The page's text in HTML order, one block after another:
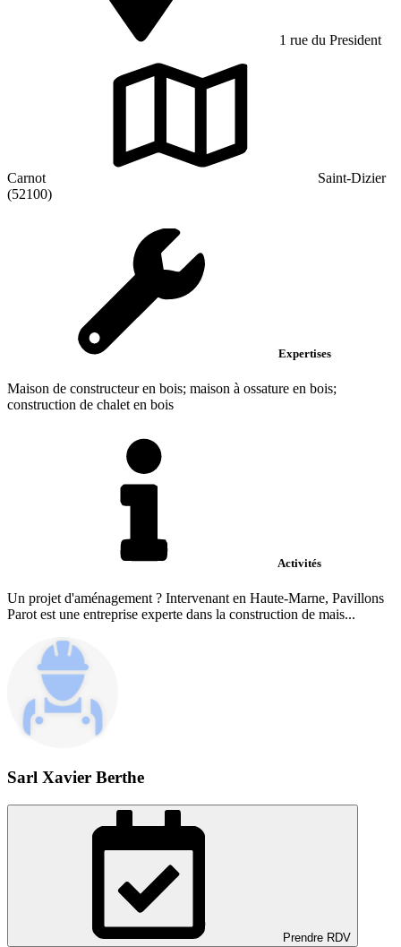
1 rue du President
Carnot
Saint-Dizier
(52100)
Expertises
Maison de constructeur en bois; maison à ossature en bois;
construction de chalet en bois
Activités
Un projet d'aménagement ? Intervenant en Haute-Marne, Pavillons
Parot est une entreprise experte dans la construction de mais...
Sarl Xavier Berthe
Prendre RDV